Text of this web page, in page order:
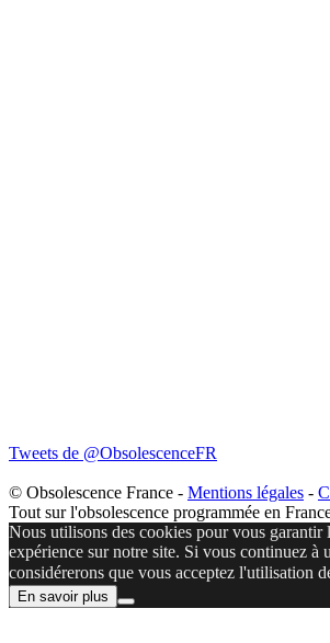
Tweets de @ObsolescenceFR
© Obsolescence France - Mentions légales -
Tout sur l'obsolescence programmée en
Nous utilisons des cookies pour vous garantir
expérience sur notre site. Si vous continuez à
considérerons que vous acceptez l'utilisation
En savoir plus